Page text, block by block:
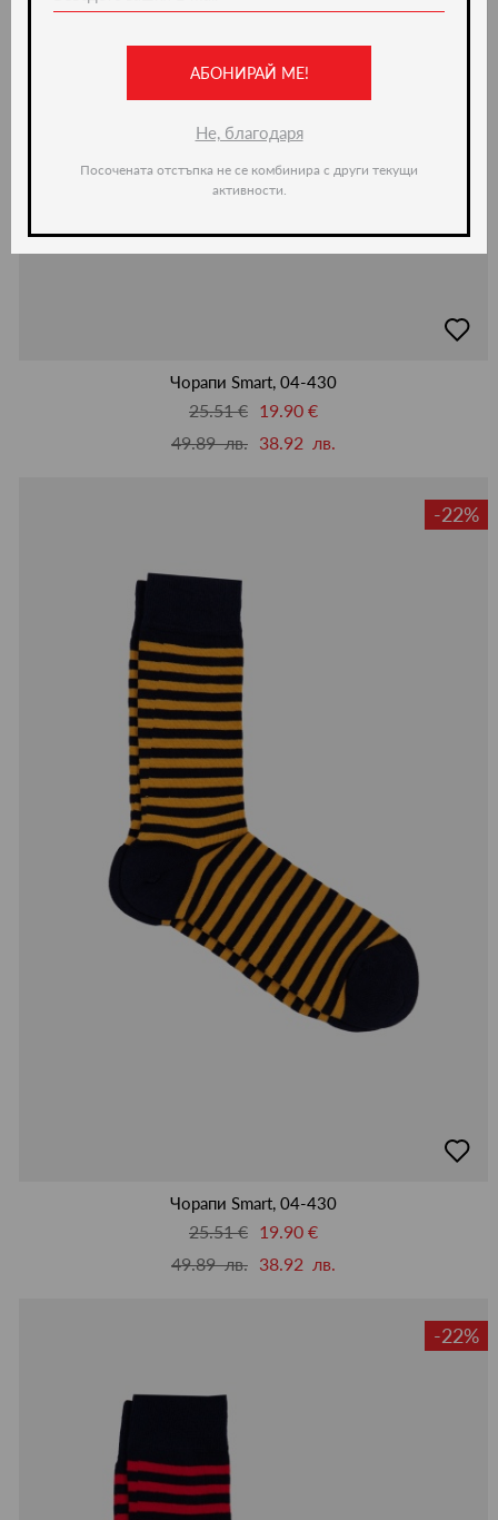
в
Чорапи Smart, 04-430
25.51 € 19.90 €
49.89 лв. 38.92 лв.
-22%
в
Чорапи Smart, 04-430
25.51 € 19.90 €
49.89 лв. 38.92 лв.
-22%
АБОНИРАЙ МЕ!
Не, благодаря
Посочената отстъпка не се комбинира с други текущи
активности.